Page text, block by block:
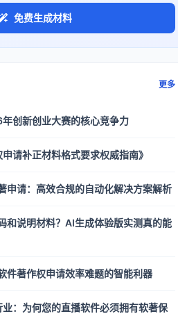
免费生成材料
更多
创新创业大赛的核心竞争力
请补正材料格式要求权威指南》
申请：高效合规的自动化解决方案解析
和说明材料？AI生成体验版实测真的能
件著作权申请效率难题的智能利器
：为何您的直播软件必须拥有软著保